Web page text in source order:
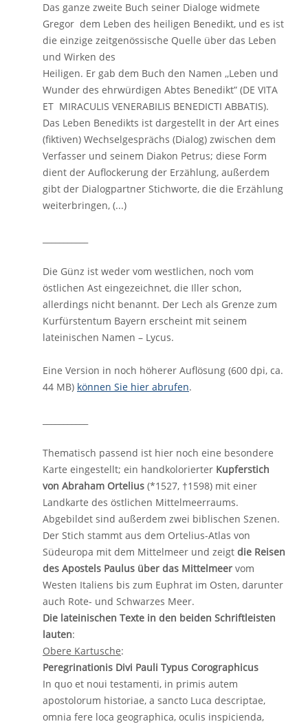
Das ganze zweite Buch seiner Dialoge widmete
Gregor dem Leben des heiligen Benedikt, und es ist
die einzige zeitgenössische Quelle über das Leben
und Wirken des
Heiligen. Er gab dem Buch den Namen ,,Leben und
Wunder des ehrwürdigen Abtes Benedikt” (DE VITA
ET MIRACULIS VENERABILIS BENEDICTI ABBATIS).
Das Leben Benedikts ist dargestellt in der Art eines
(fiktiven) Wechselgesprächs (Dialog) zwischen dem
Verfasser und seinem Diakon Petrus; diese Form
dient der Auflockerung der Erzählung, außerdem
gibt der Dialogpartner Stichworte, die die Erzählung
weiterbringen, (...)
Die Günz ist weder vom westlichen, noch vom
östlichen Ast eingezeichnet, die Iller schon,
allerdings nicht benannt. Der Lech als Grenze zum
Kurfürstentum Bayern erscheint mit seinem
lateinischen Namen – Lycus.
Eine Version in noch höherer Auflösung (600 dpi, ca.
44 MB) können Sie hier abrufen.
Thematisch passend ist hier noch eine besondere
Karte eingestellt; ein handkolorierter Kupferstich
von Abraham Ortelius (*1527, †1598) mit einer
Landkarte des östlichen Mittelmeerraums.
Abgebildet sind außerdem zwei biblischen Szenen.
Der Stich stammt aus dem Ortelius-Atlas von
Südeuropa mit dem Mittelmeer und zeigt die Reisen
des Apostels Paulus über das Mittelmeer vom
Westen Italiens bis zum Euphrat im Osten, darunter
auch Rote- und Schwarzes Meer.
Die lateinischen Texte in den beiden Schriftleisten
lauten:
Obere Kartusche:
Peregrinationis Divi Pauli Typus Corographicus
In quo et noui testamenti, in primis autem
apostolorum historiae, a sancto Luca descriptae,
omnia fere loca geographica, oculis inspicienda,